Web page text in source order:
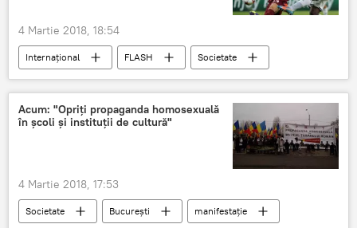
4 Martie 2018, 18:54
Internaţional FLASH
Societate
Italia
Sport
Acum: "Opriți propaganda homosexuală
în școli și instituții de cultură"
4 Martie 2018, 17:53
Societate Bucureşti
manifestație